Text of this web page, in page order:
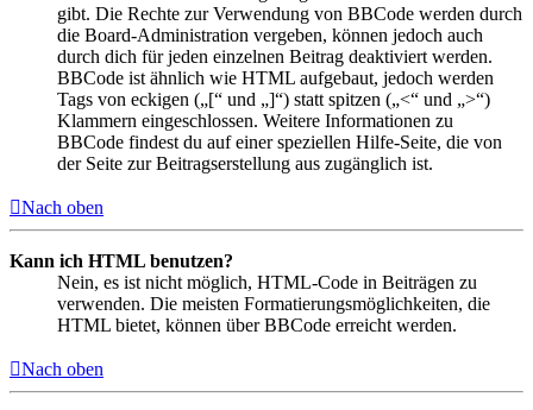
gibt. Die Rechte zur Verwendung von BBCode werden durch
die Board-Administration vergeben, können jedoch auch
durch dich für jeden einzelnen Beitrag deaktiviert werden.
BBCode ist ähnlich wie HTML aufgebaut, jedoch werden
Tags von eckigen („[“ und „]“) statt spitzen („<“ und „>“)
Klammern eingeschlossen. Weitere Informationen zu
BBCode findest du auf einer speziellen Hilfe-Seite, die von
der Seite zur Beitragserstellung aus zugänglich ist.
Nach oben
Kann ich HTML benutzen?
Nein, es ist nicht möglich, HTML-Code in Beiträgen zu
verwenden. Die meisten Formatierungsmöglichkeiten, die
HTML bietet, können über BBCode erreicht werden.
Nach oben